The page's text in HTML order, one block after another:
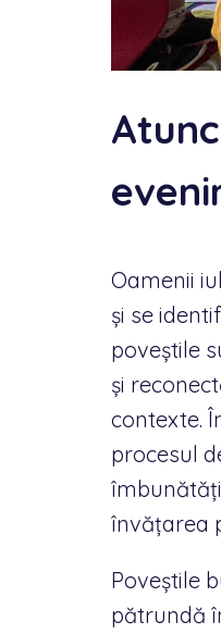
Oamenii
și se
poveștile
și
contexte.
procesul
învățarea
Poveștile
pătrundă